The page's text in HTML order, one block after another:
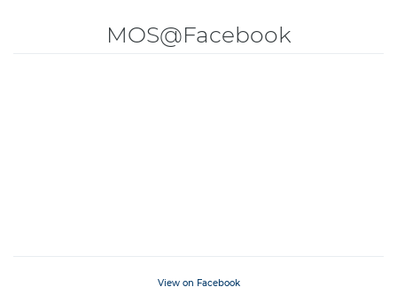
MOS@Facebook
View on Facebook